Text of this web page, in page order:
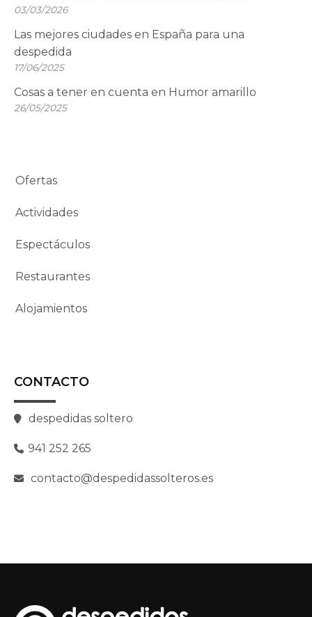
03/03/2026
Las mejores ciudades en España para una
despedida
17/06/2025
Cosas a tener en cuenta en Humor amarillo
26/05/2025
Ofertas
Actividades
Espectáculos
Restaurantes
Alojamientos
CONTACTO
despedidas soltero
941 252 265
contacto@despedidassolteros.es